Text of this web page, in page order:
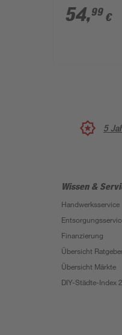
Ecke innen,
matt, 2550
54,99 €
5
Wissen &
Handwerksservice
Finanzierung
Übersicht
Übersicht Märkte
DIY-Städte-Index